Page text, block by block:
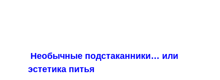
Необычные подстаканники… или
эстетика питья